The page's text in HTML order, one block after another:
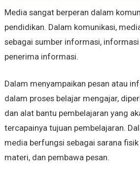
Media sangat berperan dalam
pendidikan. Dalam komunikasi,
sebagai sumber informasi,
penerima informasi.
Dalam menyampaikan pesan atau
dalam proses belajar mengajar,
dan alat bantu pembelajaran yang
tercapainya tujuan pembelajaran.
media berfungsi sebagai sarana
materi, dan pembawa pesan.